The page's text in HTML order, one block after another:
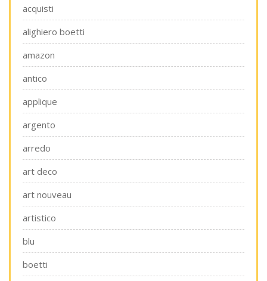
acquisti
alighiero boetti
amazon
antico
applique
argento
arredo
art deco
art nouveau
artistico
blu
boetti